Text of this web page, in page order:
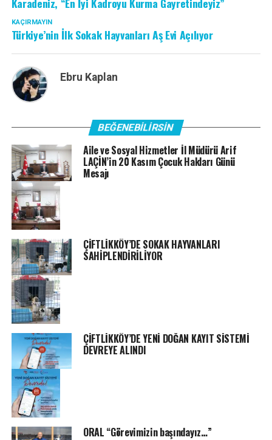
KAÇIRMAYIN
Türkiye’nin İlk Sokak Hayvanları Aş Evi Açılıyor
Ebru Kaplan
BEĞENEBILIRSIN
Aile ve Sosyal Hizmetler İl Müdürü Arif
LAÇİN’in 20 Kasım Çocuk Hakları Günü
Mesajı
ÇİFTLİKKÖY’DE SOKAK HAYVANLARI
SAHİPLENDİRİLİYOR
ÇİFTLİKKÖY’DE YENİ DOĞAN KAYIT SİSTEMİ
DEVREYE ALINDI
ORAL “Görevimizin başındayız…”